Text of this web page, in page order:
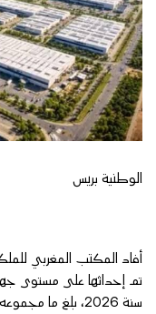
الوطنية بريس
أفاد المكتب المغربي
تم إحداثها على مستوى
سنة 2026، بلغ ما مجموعه 1121 مقاولة جديدة.